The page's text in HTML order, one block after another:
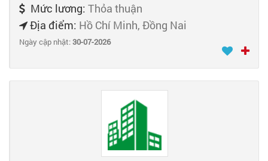
Mức lương: Thỏa thuận
Địa điểm: Hồ Chí Minh, Đồng Nai
Ngày cập nhật:30-07-2026